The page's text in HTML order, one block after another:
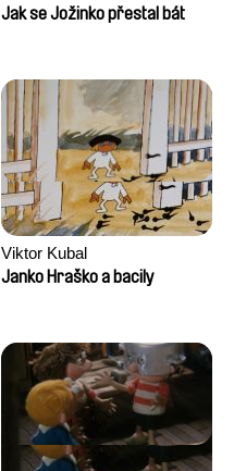
Jak se Jožinko přestal bát
Viktor Kubal
Janko Hraško a bacily